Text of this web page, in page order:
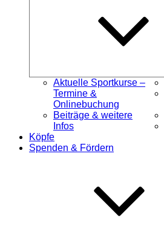
Aktuelle Sportkurse –
Termine &
Onlinebuchung
Beiträge & weitere
Infos
Köpfe
Spenden & Fördern